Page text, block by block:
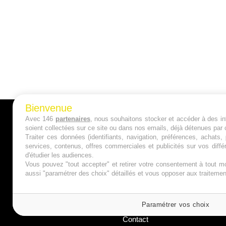
A PROPOS
Qui sommes nous ?
Mentions Légales
Politique de Cookies
Contact
Bienvenue
Avec 146 partenaires, nous souhaitons stocker et accéder à des
soient collectées sur ce site ou dans nos emails, déjà détenues
Traiter ces données (identifiants, navigation, préférences,
services, contenus, offres commerciales et publicités sur vos
d'étudier les audiences.
Vous pouvez "tout accepter" et retirer votre consentement à tout
aussi "paramétrer des choix" détaillés et vous opposer aux
Paramétrer vos choix